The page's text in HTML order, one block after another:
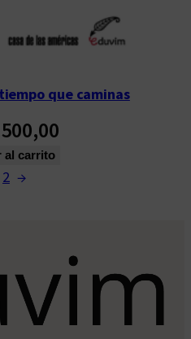
tiempo que caminas
al carrito
2 →